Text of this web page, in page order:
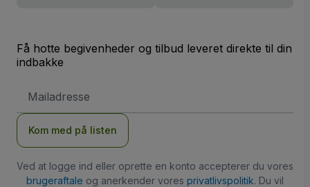
Få hotte begivenheder og tilbud leveret direkte til din
indbakke
adresse
Kom med på listen
Ved at logge ind eller oprette en konto accepterer du vores
brugeraftale og anerkender vores privatlivspolitik. Du vil